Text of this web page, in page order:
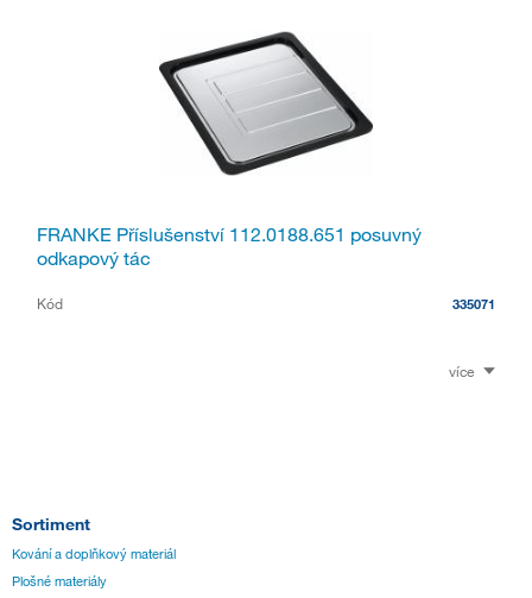
FRANKE Příslušenství 112.0188.651 posuvný
odkapový tác
Kód 335071
více
Sortiment
Kování a doplňkový materiál
Plošné materiály